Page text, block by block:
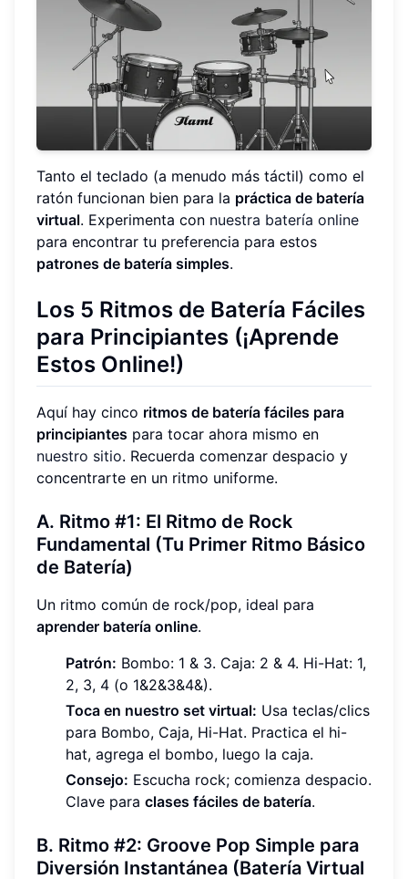
Tanto el teclado (a menudo más táctil) como el
ratón funcionan bien para la práctica de batería
virtual. Experimenta con nuestra batería online
para encontrar tu preferencia para estos
patrones de batería simples.
Los 5 Ritmos de Batería Fáciles
para Principiantes (¡Aprende
Estos Online!)
Aquí hay cinco ritmos de batería fáciles para
principiantes para tocar ahora mismo en
nuestro sitio. Recuerda comenzar despacio y
concentrarte en un ritmo uniforme.
A. Ritmo #1: El Ritmo de Rock
Fundamental (Tu Primer Ritmo Básico
de Batería)
Un ritmo común de rock/pop, ideal para
aprender batería online.
Patrón: Bombo: 1 & 3. Caja: 2 & 4. Hi-Hat: 1,
2, 3, 4 (o 1&2&3&4&).
Toca en nuestro set virtual: Usa teclas/clics
para Bombo, Caja, Hi-Hat. Practica el hi-
hat, agrega el bombo, luego la caja.
Consejo: Escucha rock; comienza despacio.
Clave para clases fáciles de batería.
B. Ritmo #2: Groove Pop Simple para
Diversión Instantánea (Batería Virtual